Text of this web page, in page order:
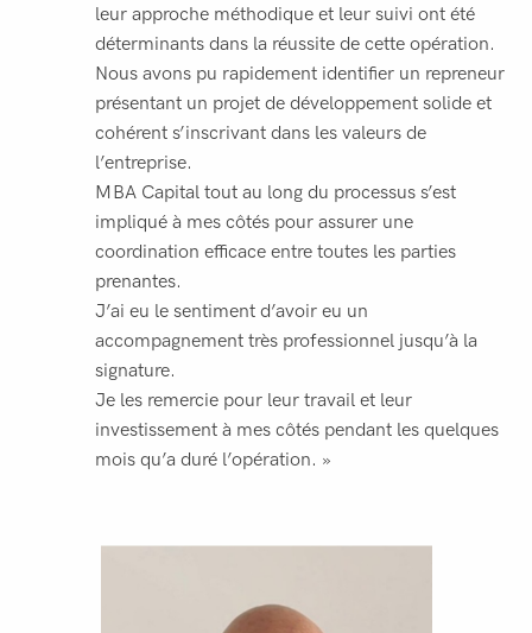
leur approche méthodique et leur suivi ont été
déterminants dans la réussite de cette opération.
Nous avons pu rapidement identifier un repreneur
présentant un projet de développement solide et
cohérent s’inscrivant dans les valeurs de
l’entreprise.
MBA Capital tout au long du processus s’est
impliqué à mes côtés pour assurer une
coordination efficace entre toutes les parties
prenantes.
J’ai eu le sentiment d’avoir eu un
accompagnement très professionnel jusqu’à la
signature.
Je les remercie pour leur travail et leur
investissement à mes côtés pendant les quelques
mois qu’a duré l’opération. »